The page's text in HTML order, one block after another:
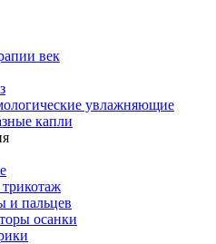
век
увлажняющие
капли
и пальцев
осанки